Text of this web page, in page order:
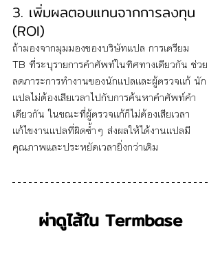
3. เพิ่มผลตอบแทนจากการลงทุน
(ROI)
ถ้ามองจากมุมมองของบริษัทแปล การเตรียม
TB ที่ระบุรายการคำศัพท์ในทิศทางเดียวกัน ช่วย
ลดภาระการทำงานของนักแปลและผู้ตรวจแก้ นัก
แปลไม่ต้องเสียเวลาไปกับการค้นหาคำศัพท์คำ
เดียวกัน ในขณะที่ผู้ตรวจแก้ก็ไม่ต้องเสียเวลา
แก้ไขงานแปลที่ผิดซ้ำๆ ส่งผลให้ได้งานแปลมี
คุณภาพและประหยัดเวลายิ่งกว่าเดิม
ผ่าดูไส้ใน Termbase